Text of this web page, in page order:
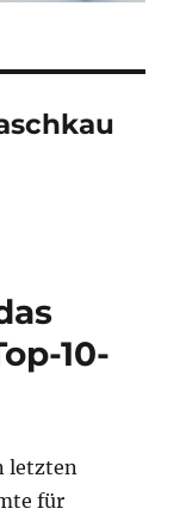
10-
letzten
für